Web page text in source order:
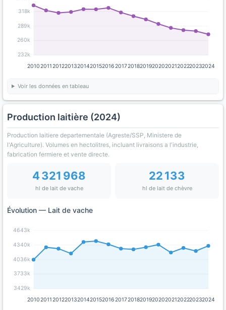
232k
260k
289k
318k
201020112012201320142015201620172018201920202021202220232024
Voir les données en tableau
Production laitière (2024)
Production laitiere departementale (Agreste/SSP, Ministere de
l'Agriculture). Volumes en hectolitres, incluant livraisons a l'industrie,
fabrication fermiere et vente directe.
4 321 968
hl de lait de vache
22 133
hl de lait de chèvre
Évolution — Lait de vache
3429k
3733k
4036k
4340k
4643k
201020112012201320142015201620172018201920202021202220232024